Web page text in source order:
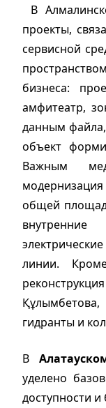
В
проекты,
сервисной
бизнеса:
амфитеатр,
данным файла,
объект
Важным
общей
линии.
гидранты и
В
уделено
доступности